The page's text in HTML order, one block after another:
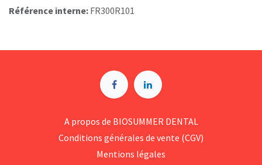
Référence interne: FR300R101
A p​ropos de BIOSUMMER DENTAL
Conditions générales d​e vente (CGV)
Mentions légales